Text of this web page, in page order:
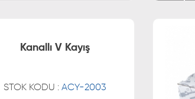
Kanallı V Kayış
STOK KODU : ACY-2003